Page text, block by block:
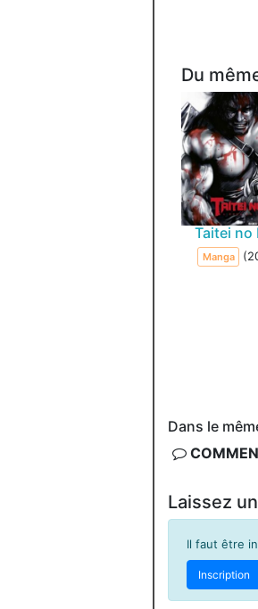
Du
Taitei no
Manga
Dans le
Laissez
Il faut être
Inscription